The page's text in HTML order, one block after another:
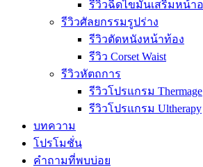
รีวิวฉีดไขมันเสริมหน้า
รีวิวศัลยกรรมรูปร่าง
รีวิวตัดหนังหน้าท้อง
รีวิว Corset Waist
รีวิวหัตถการ
รีวิวโปรแกรม Thermage
รีวิวโปรแกรม Ultherapy
บทความ
โปรโมชั่น
คำถามที่พบบ่อย